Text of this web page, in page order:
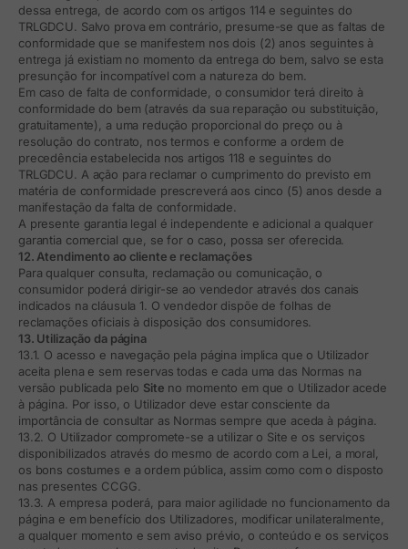
dessa entrega, de acordo com os artigos 114 e seguintes do
TRLGDCU. Salvo prova em contrário, presume-se que as faltas de
conformidade que se manifestem nos dois (2) anos seguintes à
entrega já existiam no momento da entrega do bem, salvo se esta
presunção for incompatível com a natureza do bem.
Em caso de falta de conformidade, o consumidor terá direito à
conformidade do bem (através da sua reparação ou substituição,
gratuitamente), a uma redução proporcional do preço ou à
resolução do contrato, nos termos e conforme a ordem de
precedência estabelecida nos artigos 118 e seguintes do
TRLGDCU. A ação para reclamar o cumprimento do previsto em
matéria de conformidade prescreverá aos cinco (5) anos desde a
manifestação da falta de conformidade.
A presente garantia legal é independente e adicional a qualquer
garantia comercial que, se for o caso, possa ser oferecida.
12. Atendimento ao cliente e reclamações
Para qualquer consulta, reclamação ou comunicação, o
consumidor poderá dirigir-se ao vendedor através dos canais
indicados na cláusula 1. O vendedor dispõe de folhas de
reclamações oficiais à disposição dos consumidores.
13. Utilização da página
13.1. O acesso e navegação pela página implica que o Utilizador
aceita plena e sem reservas todas e cada uma das Normas na
versão publicada pelo Site no momento em que o Utilizador acede
à página. Por isso, o Utilizador deve estar consciente da
importância de consultar as Normas sempre que aceda à página.
13.2. O Utilizador compromete-se a utilizar o Site e os serviços
disponibilizados através do mesmo de acordo com a Lei, a moral,
os bons costumes e a ordem pública, assim como com o disposto
nas presentes CCGG.
13.3. A empresa poderá, para maior agilidade no funcionamento da
página e em benefício dos Utilizadores, modificar unilateralmente,
a qualquer momento e sem aviso prévio, o conteúdo e os serviços